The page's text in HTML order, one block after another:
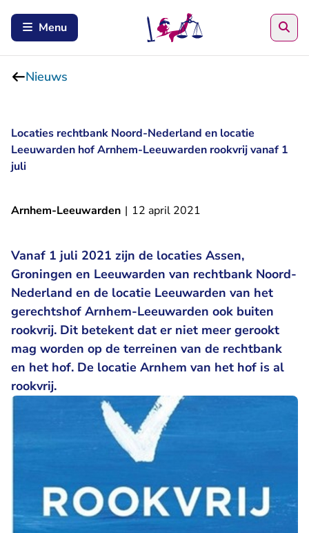
Menu
Nieuws
Locaties rechtbank Noord-Nederland en locatie
Leeuwarden hof Arnhem-Leeuwarden rookvrij vanaf 1
juli
Arnhem-Leeuwarden | 12 april 2021
Vanaf 1 juli 2021 zijn de locaties Assen,
Groningen en Leeuwarden van rechtbank Noord-
Nederland en de locatie Leeuwarden van het
gerechtshof Arnhem-Leeuwarden ook buiten
rookvrij. Dit betekent dat er niet meer gerookt
mag worden op de terreinen van de rechtbank
en het hof. De locatie Arnhem van het hof is al
rookvrij.